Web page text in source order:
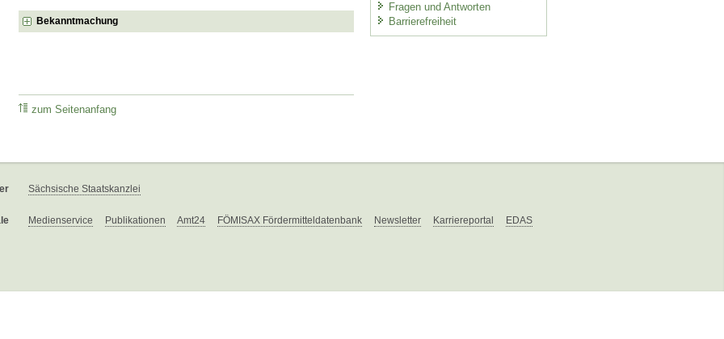
Bekanntmachung
zum Seitenanfang
Fragen und Antworten
Barrierefreiheit
Sächsische Staatskanzlei
Medienservice Publikationen Amt24 FÖMISAX Fördermitteldatenbank Newsletter Karriereportal EDAS